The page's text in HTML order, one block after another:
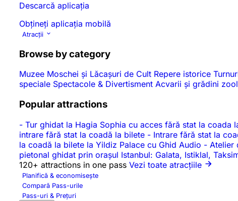
Descarcă aplicația
Obțineți aplicația mobilă
Atracții
Browse by category
Muzee Moschei și Lăcașuri de Cult Repere istorice
speciale Spectacole & Divertisment Acvarii și grădini
Popular attractions
- Tur ghidat la Hagia Sophia cu acces fără stat la coada
intrare fără stat la coadă la bilete - Intrare fără stat la
la coadă la bilete la Yildiz Palace cu Ghid Audio - Atelier
pietonal ghidat prin orașul Istanbul: Galata, Istiklal,
120+ attractions in one pass Vezi toate atracțiile
Planifică & economisește
Compară Pass-urile
Pass-uri & Prețuri